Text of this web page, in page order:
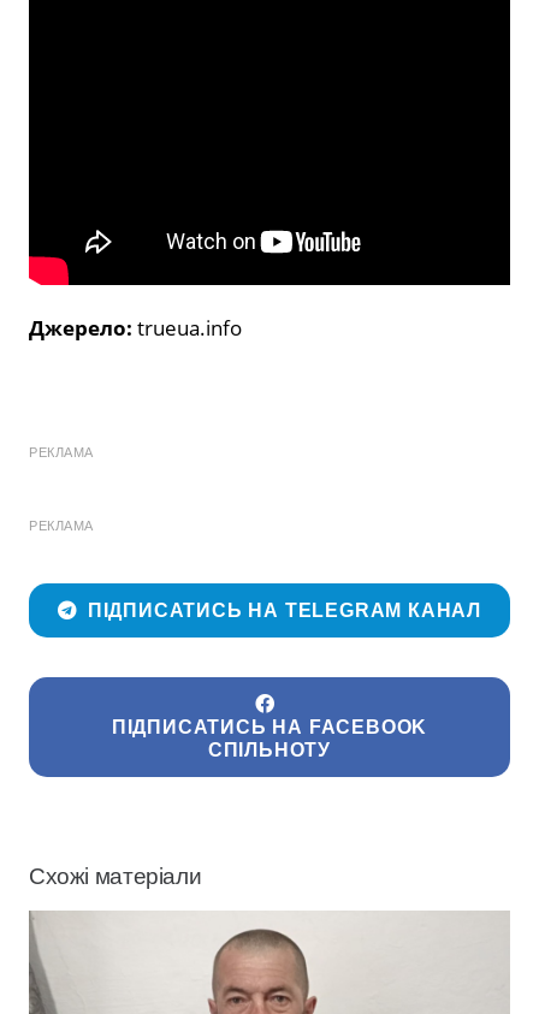
Джерело: trueua.info
РЕКЛАМА
РЕКЛАМА
ПІДПИСАТИСЬ НА TELEGRAM КАНАЛ
ПІДПИСАТИСЬ НА FACEBOOK
СПІЛЬНОТУ
Схожі матеріали